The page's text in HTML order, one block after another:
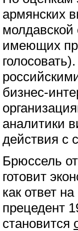
армянских
молдавской
имеющих
бизнес-
аналитики
действия с
Брюссель
готовит
как ответ
прецедент
становится